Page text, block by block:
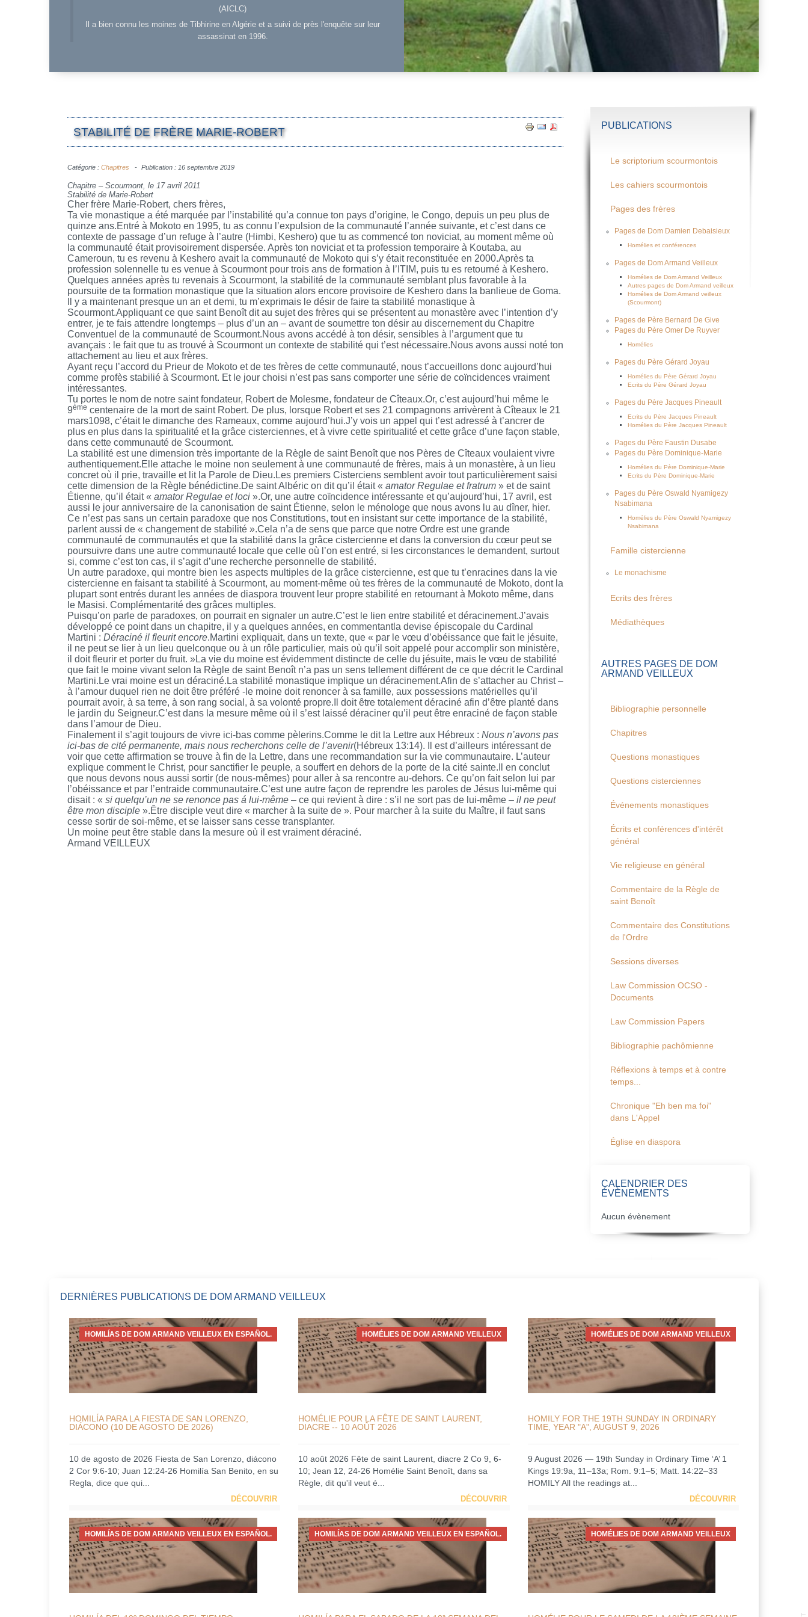
(AICLC)
Il a bien connu les moines de Tibhirine en Algérie et a suivi de près l'enquête sur leur
assassinat en 1996.
STABILITÉ DE FRÈRE MARIE-ROBERT
Catégorie : Chapitres Publication : 16 septembre 2019
Chapitre – Scourmont, le 17 avril 2011
Stabilité de Marie-Robert
Cher frère Marie-Robert, chers frères,
Ta vie monastique a été marquée par l’instabilité qu’a connue ton pays d’origine, le Congo, depuis un peu plus de
quinze ans.Entré à Mokoto en 1995, tu as connu l’expulsion de la communauté l’année suivante, et c’est dans ce
contexte de passage d’un refuge à l’autre (Himbi, Keshero) que tu as commencé ton noviciat, au moment même où
la communauté était provisoirement dispersée. Après ton noviciat et ta profession temporaire à Koutaba, au
Cameroun, tu es revenu à Keshero avait la communauté de Mokoto qui s’y était reconstituée en 2000.Après ta
profession solennelle tu es venue à Scourmont pour trois ans de formation à l’ITIM, puis tu es retourné à Keshero.
Quelques années après tu revenais à Scourmont, la stabilité de la communauté semblant plus favorable à la
poursuite de ta formation monastique que la situation alors encore provisoire de Keshero dans la banlieue de Goma.
Il y a maintenant presque un an et demi, tu m’exprimais le désir de faire ta stabilité monastique à
Scourmont.Appliquant ce que saint Benoît dit au sujet des frères qui se présentent au monastère avec l’intention d’y
entrer, je te fais attendre longtemps – plus d’un an – avant de soumettre ton désir au discernement du Chapitre
Conventuel de la communauté de Scourmont.Nous avons accédé à ton désir, sensibles à l’argument que tu
avançais : le fait que tu as trouvé à Scourmont un contexte de stabilité qui t’est nécessaire.Nous avons aussi noté ton
attachement au lieu et aux frères.
Ayant reçu l’accord du Prieur de Mokoto et de tes frères de cette communauté, nous t’accueillons donc aujourd’hui
comme profès stabilié à Scourmont. Et le jour choisi n’est pas sans comporter une série de coïncidences vraiment
intéressantes.
Tu portes le nom de notre saint fondateur, Robert de Molesme, fondateur de Cîteaux.Or, c’est aujourd’hui même le
9ème centenaire de la mort de saint Robert. De plus, lorsque Robert et ses 21 compagnons arrivèrent à Cîteaux le 21
mars1098, c’était le dimanche des Rameaux, comme aujourd’hui.J’y vois un appel qui t’est adressé à t’ancrer de
plus en plus dans la spiritualité et la grâce cisterciennes, et à vivre cette spiritualité et cette grâce d’une façon stable,
dans cette communauté de Scourmont.
La stabilité est une dimension très importante de la Règle de saint Benoît que nos Pères de Cîteaux voulaient vivre
authentiquement.Elle attache le moine non seulement à une communauté de frères, mais à un monastère, à un lieu
concret où il prie, travaille et lit la Parole de Dieu.Les premiers Cisterciens semblent avoir tout particulièrement saisi
cette dimension de la Règle bénédictine.De saint Albéric on dit qu’il était « amator Regulae et fratrum » et de saint
Étienne, qu’il était « amator Regulae et loci ».Or, une autre coïncidence intéressante et qu’aujourd’hui, 17 avril, est
aussi le jour anniversaire de la canonisation de saint Étienne, selon le ménologe que nous avons lu au dîner, hier.
Ce n’est pas sans un certain paradoxe que nos Constitutions, tout en insistant sur cette importance de la stabilité,
parlent aussi de « changement de stabilité ».Cela n’a de sens que parce que notre Ordre est une grande
communauté de communautés et que la stabilité dans la grâce cistercienne et dans la conversion du cœur peut se
poursuivre dans une autre communauté locale que celle où l’on est entré, si les circonstances le demandent, surtout
si, comme c’est ton cas, il s’agit d’une recherche personnelle de stabilité.
Un autre paradoxe, qui montre bien les aspects multiples de la grâce cistercienne, est que tu t’enracines dans la vie
cistercienne en faisant ta stabilité à Scourmont, au moment-même où tes frères de la communauté de Mokoto, dont la
plupart sont entrés durant les années de diaspora trouvent leur propre stabilité en retournant à Mokoto même, dans
le Masisi. Complémentarité des grâces multiples.
Puisqu’on parle de paradoxes, on pourrait en signaler un autre.C’est le lien entre stabilité et déracinement.J’avais
développé ce point dans un chapitre, il y a quelques années, en commentantla devise épiscopale du Cardinal
Martini : Déraciné il fleurit encore.Martini expliquait, dans un texte, que « par le vœu d’obéissance que fait le jésuite,
il ne peut se lier à un lieu quelconque ou à un rôle particulier, mais où qu’il soit appelé pour accomplir son ministère,
il doit fleurir et porter du fruit. »La vie du moine est évidemment distincte de celle du jésuite, mais le vœu de stabilité
que fait le moine vivant selon la Règle de saint Benoît n’a pas un sens tellement différent de ce que décrit le Cardinal
Martini.Le vrai moine est un déraciné.La stabilité monastique implique un déracinement.Afin de s’attacher au Christ –
à l’amour duquel rien ne doit être préféré -le moine doit renoncer à sa famille, aux possessions matérielles qu’il
pourrait avoir, à sa terre, à son rang social, à sa volonté propre.Il doit être totalement déraciné afin d’être planté dans
le jardin du Seigneur.C’est dans la mesure même où il s’est laissé déraciner qu’il peut être enraciné de façon stable
dans l’amour de Dieu.
Finalement il s’agit toujours de vivre ici-bas comme pèlerins.Comme le dit la Lettre aux Hébreux : Nous n’avons pas
ici-bas de cité permanente, mais nous recherchons celle de l’avenir(Hébreux 13:14). Il est d’ailleurs intéressant de
voir que cette affirmation se trouve à fin de la Lettre, dans une recommandation sur la vie communautaire. L’auteur
explique comment le Christ, pour sanctifier le peuple, a souffert en dehors de la porte de la cité sainte.Il en conclut
que nous devons nous aussi sortir (de nous-mêmes) pour aller à sa rencontre au-dehors. Ce qu’on fait selon lui par
l’obéissance et par l’entraide communautaire.C’est une autre façon de reprendre les paroles de Jésus lui-même qui
disait : « si quelqu’un ne se renonce pas á lui-même – ce qui revient à dire : s’il ne sort pas de lui-même – il ne peut
être mon disciple ».Être disciple veut dire « marcher à la suite de ». Pour marcher à la suite du Maître, il faut sans
cesse sortir de soi-même, et se laisser sans cesse transplanter.
Un moine peut être stable dans la mesure où il est vraiment déraciné.
Armand VEILLEUX
PUBLICATIONS
Le scriptorium scourmontois
Les cahiers scourmontois
Pages des frères
Pages de Dom Damien Debaisieux
Homélies et conférences
Pages de Dom Armand Veilleux
Homélies de Dom Armand Veilleux
Autres pages de Dom Armand veilleux
Homélies de Dom Armand veilleux
(Scourmont)
Pages de Père Bernard De Give
Pages du Père Omer De Ruyver
Homélies
Pages du Père Gérard Joyau
Homélies du Père Gérard Joyau
Ecrits du Père Gérard Joyau
Pages du Père Jacques Pineault
Ecrits du Père Jacques Pineault
Homélies du Père Jacques Pineault
Pages du Père Faustin Dusabe
Pages du Père Dominique-Marie
Homélies du Père Dominique-Marie
Ecrits du Père Dominique-Marie
Pages du Père Oswald Nyamigezy
Nsabimana
Homélies du Père Oswald Nyamigezy
Nsabimana
Famille cistercienne
Le monachisme
Ecrits des frères
Médiathèques
AUTRES PAGES DE DOM
ARMAND VEILLEUX
Bibliographie personnelle
Chapitres
Questions monastiques
Questions cisterciennes
Événements monastiques
Écrits et conférences d'intérêt
général
Vie religieuse en général
Commentaire de la Règle de
saint Benoît
Commentaire des Constitutions
de l'Ordre
Sessions diverses
Law Commission OCSO -
Documents
Law Commission Papers
Bibliographie pachômienne
Réflexions à temps et à contre
temps...
Chronique "Eh ben ma foi"
dans L'Appel
Église en diaspora
CALENDRIER DES
ÉVÈNEMENTS
Aucun évènement
DERNIÈRES PUBLICATIONS DE DOM ARMAND VEILLEUX
HOMILÍAS DE DOM ARMAND VEILLEUX EN ESPAÑOL.
HOMILÍA PARA LA FIESTA DE SAN LORENZO,
DIÁCONO (10 DE AGOSTO DE 2026)
10 de agosto de 2026 Fiesta de San Lorenzo, diácono
2 Cor 9:6-10; Juan 12:24-26 Homilía San Benito, en su
Regla, dice que qui...
DÉCOUVRIR
HOMÉLIES DE DOM ARMAND VEILLEUX
HOMÉLIE POUR LA FÊTE DE SAINT LAURENT,
DIACRE -- 10 AOÛT 2026
10 août 2026 Fête de saint Laurent, diacre 2 Co 9, 6-
10; Jean 12, 24-26 Homélie Saint Benoît, dans sa
Règle, dit qu'il veut é...
DÉCOUVRIR
HOMÉLIES DE DOM ARMAND VEILLEUX
HOMILY FOR THE 19TH SUNDAY IN ORDINARY
TIME, YEAR "A", AUGUST 9, 2026
9 August 2026 — 19th Sunday in Ordinary Time ‘A’ 1
Kings 19:9a, 11–13a; Rom. 9:1–5; Matt. 14:22–33
HOMILY All the readings at...
DÉCOUVRIR
HOMILÍAS DE DOM ARMAND VEILLEUX EN ESPAÑOL. HOMILÍAS DE DOM ARMAND VEILLEUX EN ESPAÑOL. HOMÉLIES DE DOM ARMAND VEILLEUX